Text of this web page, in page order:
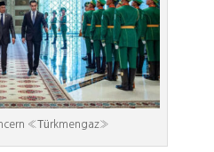
«Тürkmengaz»